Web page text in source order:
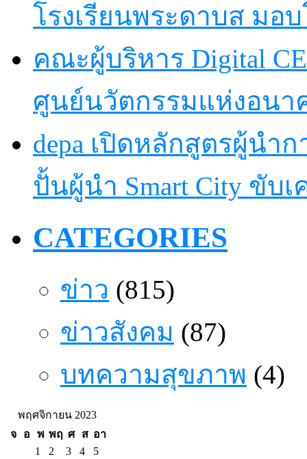
โรงเรียนพระดาบส มอ
คณะผู้บริหาร Digital
ศูนย์นวัตกรรมแห่งอนา
depa เปิดหลักสูตรผู้นำ
ปั้นผู้นำ Smart City ขับ
CATEGORIES
ข่าว (815)
ข่าวสังคม (87)
บทความสุขภาพ (4)
พฤศจิกายน 2023
จ
อ พ พฤ ศ ส อา
1 2 3 4
5